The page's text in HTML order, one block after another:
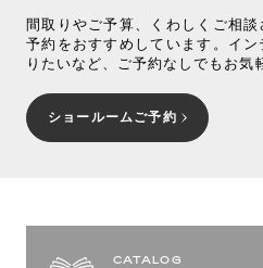
間取りやご予算、くわしくご相
予約をおすすめしています。イ
りたいなど、ご予約なしでもお気
ショールームご予約
CATALOG